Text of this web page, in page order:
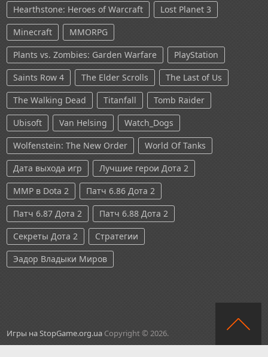
Hearthstone: Heroes of Warcraft
Lost Planet 3
Minecraft
MMORPG
Plants vs. Zombies: Garden Warfare
PlayStation
Saints Row 4
The Elder Scrolls
The Last of Us
The Walking Dead
Titanfall
Tomb Raider
Ubisoft
Van Helsing
Watch_Dogs
Wolfenstein: The New Order
World Of Tanks
Дата выхода игр
Лучшие герои Дота 2
ММР в Dota 2
Патч 6.86 Дота 2
Патч 6.87 Дота 2
Патч 6.88 Дота 2
Секреты Дота 2
Стратегии
Эадор Владыки Миров
Игры на StopGame.org.ua Copyright © 2026.